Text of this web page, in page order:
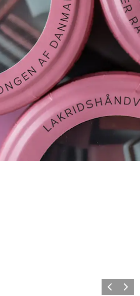
ForrigeNæste